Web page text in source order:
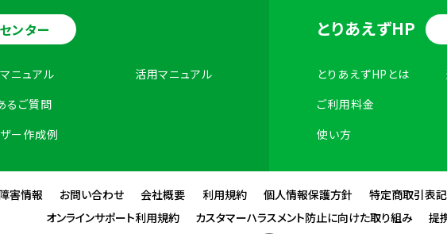
とりあえずHP
とりあえずHPとは
ご利用料金
使い方
ンター
ニュアル
るご質問
ー作成例
活用マニュアル
害情報 お問い合わせ 会社概要 利用規約 個人情報保護方針
特定商取引表記
オンラインサポート利用規約
カスタマーハラスメント防止に向けた取り組み 提